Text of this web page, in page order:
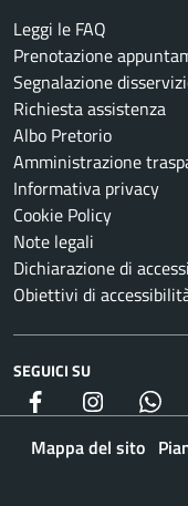
Leggi le FAQ
Prenotazione
Segnalazione
Richiesta assistenza
Albo Pretorio
Amministrazione
Informativa privacy
Cookie Policy
Note legali
Dichiarazione di
Obiettivi di
SEGUICI SU
Facebook Instagram
Mappa del sito